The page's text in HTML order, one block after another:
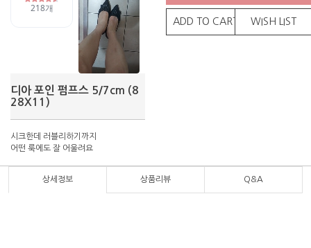
디아 포인 펌프스 5/7cm (8
28X11)
시크한데 러블리하기까지
어떤 룩에도 잘 어울려요
ADD TO CART WISH LIST
상세정보 상품리뷰 Q&A